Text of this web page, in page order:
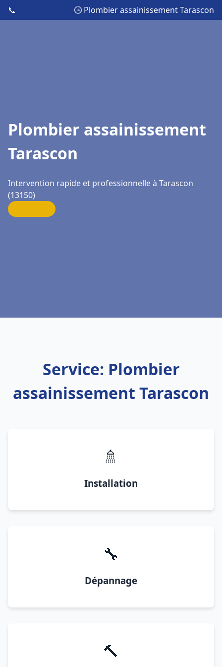
📞 🕒 Plombier assainissement Tarascon
Plombier assainissement
Tarascon
Intervention rapide et professionnelle à Tarascon
(13150)
Service: Plombier
assainissement Tarascon
🚿
Installation
🔧
Dépannage
🔨